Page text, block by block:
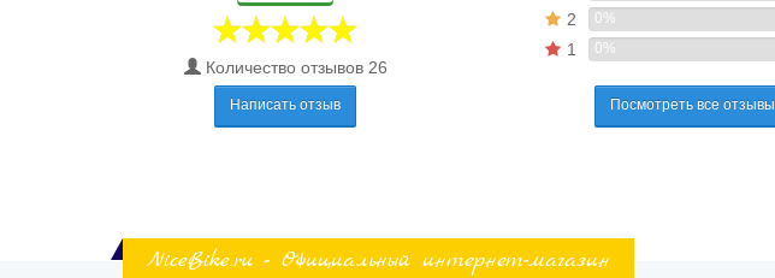
Количество отзывов 26
Написать отзыв
2 0%
1 0%
Посмотреть все отзывы
NiceBike.ru - Официальный интернет-магазин